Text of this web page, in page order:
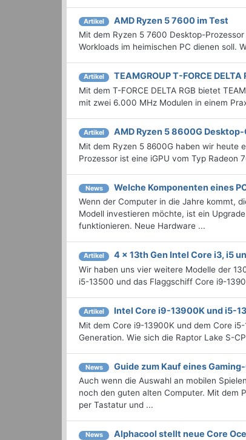
Artikel AMD Ryzen 5 7600 im Test
Mit dem Ryzen 5 7600 Desktop-
Workloads im heimischen PC dienen soll.
Artikel TEAMGROUP T-FORCE
Mit dem T-FORCE DELTA RGB bietet
mit zwei 6.000 MHz Modulen in einem
Artikel AMD Ryzen 5 8600G Desktop-
Mit dem Ryzen 5 8600G haben wir heute
Prozessor ist eine iGPU vom Typ Radeon
News Welche Komponenten eines
Wenn der Computer in die Jahre kommt,
Modell investieren möchte, ist ein
funktionieren. Neue Hardware ...
Artikel 4 x 13th Gen Intel Core i3, i5
Wir haben uns vier weitere Modelle der
i5-13500 und das Flaggschiff Core i9-
Artikel Intel Core i9-13900K und i5-
Mit dem Core i9-13900K und dem Core
Generation. Wie sich die Raptor Lake S-
News Guide zum Kauf eines
Auch wenn die Auswahl an mobilen
noch den guten alten Computer. Mit dem
per Tastatur und ...
News Alphacool stellt neue Core